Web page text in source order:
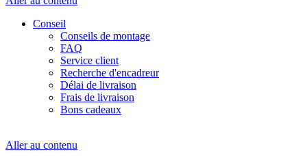
Conseil
Conseils de montage
FAQ
Service client
Recherche d'encadreur
Délai de livraison
Frais de livraison
Bons cadeaux
Aller au contenu